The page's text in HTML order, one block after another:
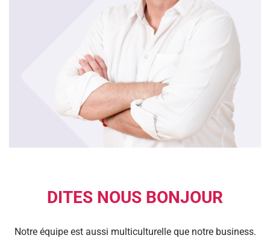
DITES NOUS BONJOUR
Notre équipe est aussi multiculturelle que notre business.